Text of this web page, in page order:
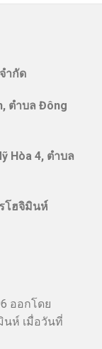
ำกัด
ตำบล Đông
Hòa 4, ตำบล
โฮจิมินห์
ออกโดย
นห์ เมื่อวันที่